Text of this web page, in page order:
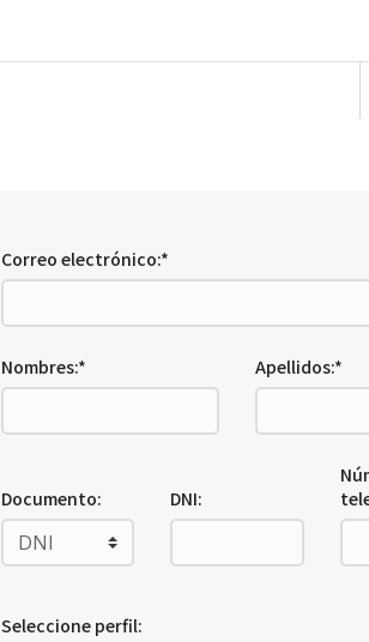
Correo electrónico:*
Nombres:* Apellidos:*
Documento: DNI:
Seleccione perfil: